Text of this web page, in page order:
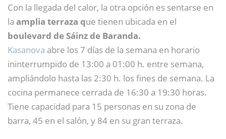
Con la llegada del calor, la otra opción es sentarse en
la amplia terraza que tienen ubicada en el
boulevard de Sáinz de Baranda.
Kasanova abre los 7 días de la semana en horario
ininterrumpido de 13:00 a 01:00 h. entre semana,
ampliándolo hasta las 2:30 h. los fines de semana. La
cocina permanece cerrada de 16:30 a 19:30 horas.
Tiene capacidad para 15 personas en su zona de
barra, 45 en el salón, y 84 en su gran terraza.